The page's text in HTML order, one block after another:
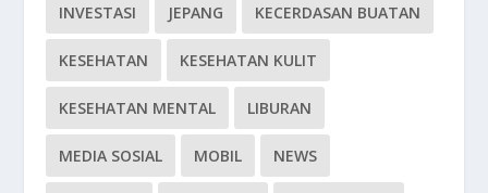
INVESTASI JEPANG KECERDASAN BUATAN
KESEHATAN KESEHATAN KULIT
KESEHATAN MENTAL LIBURAN
MEDIA SOSIAL MOBIL NEWS